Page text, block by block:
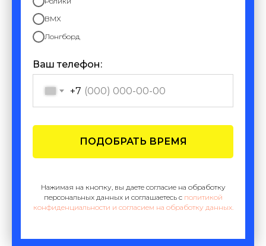
BMX
Лонгборд
Ваш телефон:
+7
ПОДОБРАТЬ ВРЕМЯ
Нажимая на кнопку, вы даете согласие на обработку
персональных данных и соглашаетесь c политикой
конфиденциальности и согласием на обработку данных.